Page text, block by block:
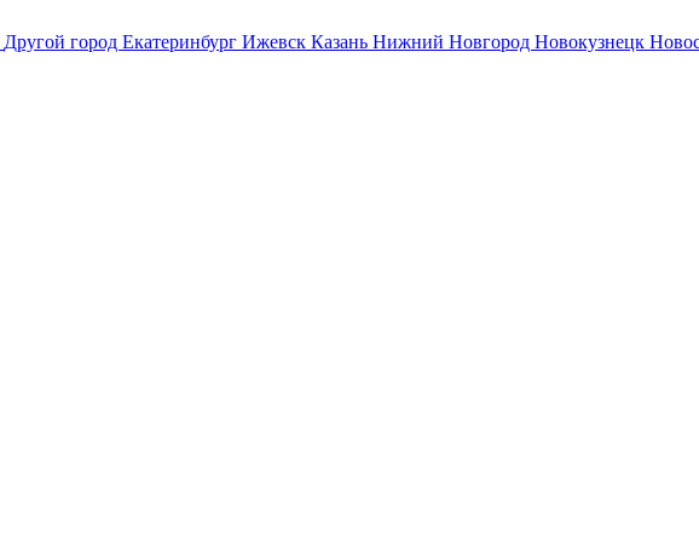
Другой город Екатеринбург Ижевск Казань Нижний Новгород Новокузнецк